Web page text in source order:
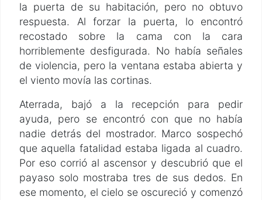
la puerta de su habitación, pero no obtuvo
respuesta. Al forzar la puerta, lo encontró
recostado sobre la cama con la cara
horriblemente desfigurada. No había señales
de violencia, pero la ventana estaba abierta y
el viento movía las cortinas.
Aterrada, bajó a la recepción para pedir
ayuda, pero se encontró con que no había
nadie detrás del mostrador. Marco sospechó
que aquella fatalidad estaba ligada al cuadro.
Por eso corrió al ascensor y descubrió que el
payaso solo mostraba tres de sus dedos. En
ese momento, el cielo se oscureció y comenzó